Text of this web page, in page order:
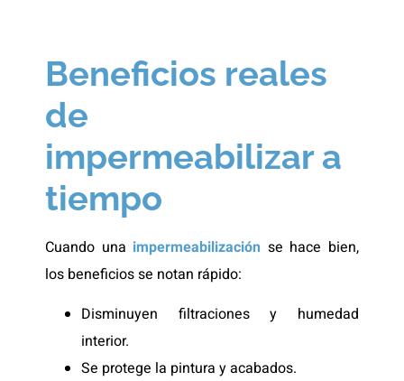
Beneficios reales
de
impermeabilizar a
tiempo
Cuando una impermeabilización se hace bien,
los beneficios se notan rápido:
Disminuyen filtraciones y humedad
interior.
Se protege la pintura y acabados.